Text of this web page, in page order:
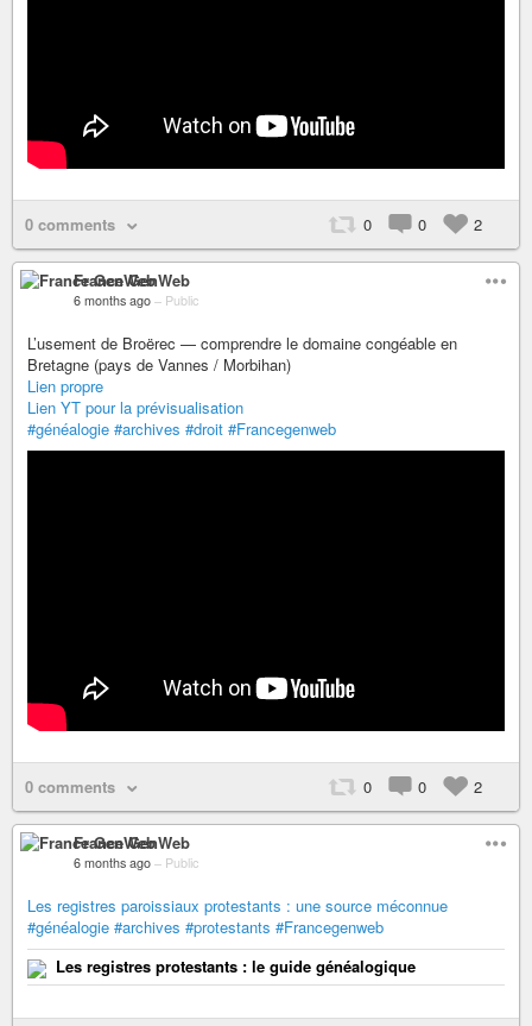
0 comments 0 0 2
France GenWeb
6 months ago – Public
L’usement de Broërec — comprendre le domaine congéable en
Bretagne (pays de Vannes / Morbihan)
Lien propre
Lien YT pour la prévisualisation
#généalogie #archives #droit #Francegenweb
0 comments 0 0 2
France GenWeb
6 months ago – Public
Les registres paroissiaux protestants : une source méconnue
#généalogie #archives #protestants #Francegenweb
Les registres protestants : le guide généalogique